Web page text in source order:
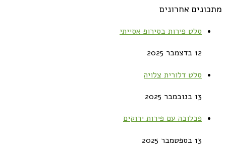
מתכונים אחרונים
סלט פירות בסירופ אסייתי
12 בדצמבר 2025
סלט דלורית צלויה
13 בנובמבר 2025
פבלובה עם פירות ירוקים
13 בספטמבר 2025